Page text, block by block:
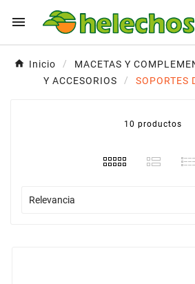

Inicio MACETAS Y
Y ACCESORIOS
SOPORTES
10 productos
Relevancia